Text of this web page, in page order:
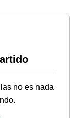
no es nada